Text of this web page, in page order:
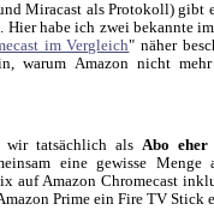
Miracast als Protokoll) gibt
Hier habe ich zwei bekannte
im Vergleich" näher
warum Amazon nicht
wir tatsächlich alsAbo eher
eine gewisse Menge
auf Amazon Chromecast
Prime ein Fire TV Stick